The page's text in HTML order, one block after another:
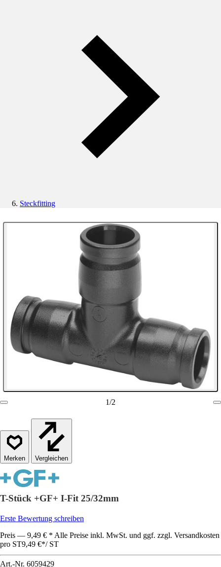
Steckfitting
1/2
Vergleichen
T-Stück +GF+ I-Fit 25/32mm
Erste Bewertung schreiben
Preis — 9,49 € * Alle Preise inkl. MwSt. und ggf. zzgl. Versandkosten
pro ST9,49 €*/ ST
Art.-Nr. 6059429